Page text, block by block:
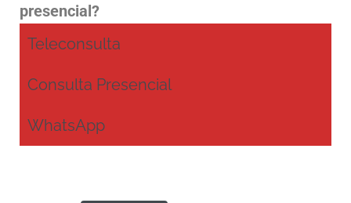
presencial?
Teleconsulta
Consulta Presencial
WhatsApp